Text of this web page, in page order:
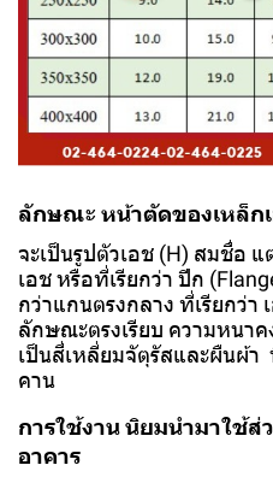
ลักษณะ หน้าตัดของเหล็ก
จะเป็นรูปตัวเอช (H) สมชื่อ
เอช หรือที่เรียกว่า ปีก
กว่าแกนตรงกลาง ที่เรียกว่า
ลักษณะตรงเรียบ ความหนา
เป็นสี่เหลี่ยมจัตุรัสและผืนผ้า
คาน
การใช้งาน นิยมนำมาใช้ส่
อาคาร